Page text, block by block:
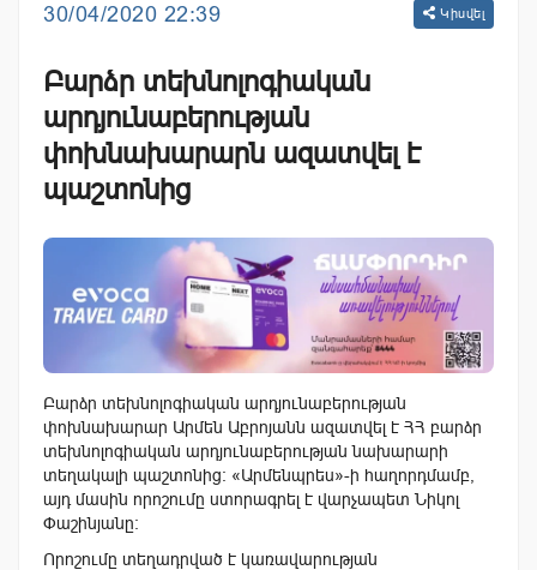
30/04/2020 22:39 Կիսվել
Բարձր տեխնոլոգիական
արդյունաբերության
փոխնախարարն ազատվել է
պաշտոնից
Բարձր տեխնոլոգիական արդյունաբերության
փոխնախարար Արմեն Աբրոյանն ազատվել է ՀՀ բարձր
տեխնոլոգիական արդյունաբերության նախարարի
տեղակալի պաշտոնից: «Արմենպրես»-ի հաղորդմամբ,
այդ մասին որոշումը ստորագրել է վարչապետ Նիկոլ
Փաշինյանը:
Որոշումը տեղադրված է կառավարության